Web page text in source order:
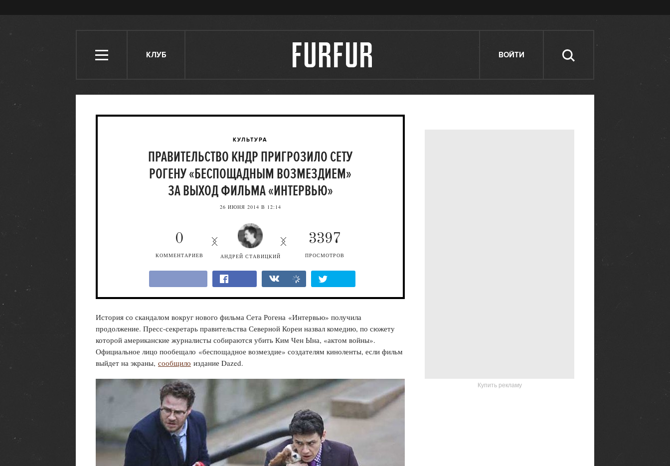
КЛУБ ВОЙТИ
КУЛЬТУРА
ПРАВИТЕЛЬСТВО КНДР ПРИГРОЗИЛО СЕТУ
РОГЕНУ «БЕСПОЩАДНЫМ ВОЗМЕЗДИЕМ»
ЗА ВЫХОД ФИЛЬМА «ИНТЕРВЬЮ»
26 ИЮНЯ 2014 В 12:14
АНДРЕЙ СТАВИЦКИЙ
3397
ПРОСМОТРОВ
0
КОММЕНТАРИЕВ
История со скандалом вокруг нового фильма Сета Рогена «Интервью» получила
продолжение. Пресс-секретарь правительства Северной Кореи назвал комедию, по сюжету
которой американские журналисты собираются убить Ким Чен Ына, «актом войны».
Официальное лицо пообещало «беспощадное возмездие» создателям киноленты, если фильм
выйдет на экраны, сообщило издание Dazed.
Купить рекламу